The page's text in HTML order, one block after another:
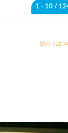
1 - 10 /
駅から